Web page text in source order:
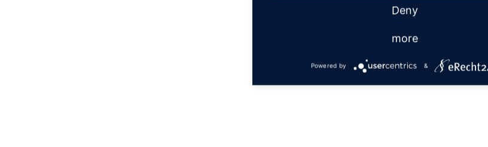
Deny
more
Powered by &